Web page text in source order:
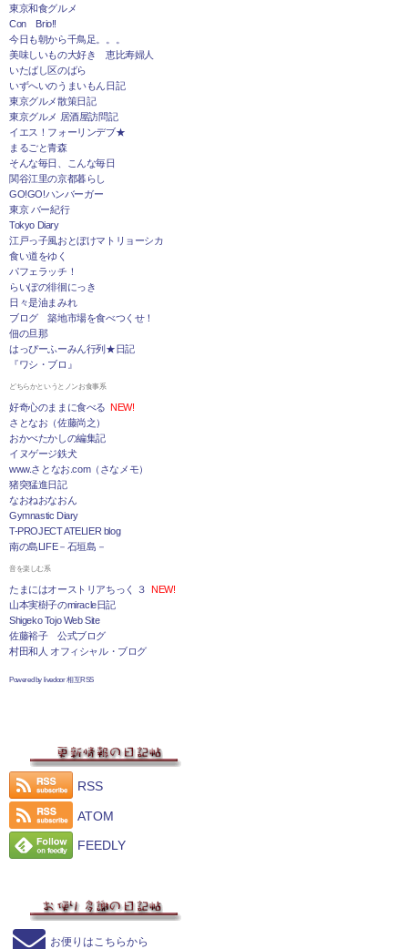
東京和食グルメ
Con Brio!!
今日も朝から千鳥足。。。
美味しいもの大好き 恵比寿婦人
いたばし区のばら
いずへいのうまいもん日記
東京グルメ散策日記
東京グルメ 居酒屋訪問記
イエス！フォーリンデブ★
まるごと青森
そんな毎日、こんな毎日
関谷江里の京都暮らし
GO!GO!ハンバーガー
東京 バー紀行
Tokyo Diary
江戸っ子風おとぼけマトリョーシカ
食い道をゆく
パフェラッチ！
らいぽの徘徊にっき
日々是油まみれ
ブログ 築地市場を食べつくせ！
佃の旦那
はっぴーふーみん行列★日記
『ワシ・ブロ』
どちらかというとノンお食事系
好奇心のままに食べる NEW!
さとなお（佐藤尚之）
おかべたかしの編集記
イヌゲージ鉄犬
www.さとなお.com（さなメモ）
猪突猛進日記
なおねおなおん
Gymnastic Diary
T-PROJECT ATELIER blog
南の島LIFE－石垣島－
音を楽しむ系
たまにはオーストリアちっく ３
NEW!
山本実樹子のmiracle日記
Shigeko Tojo Web Site
佐藤裕子 公式ブログ
村田和人 オフィシャル・ブログ
Powered by livedoor 相互RSS
RSS
ATOM
FEEDLY
お便りはこちらから